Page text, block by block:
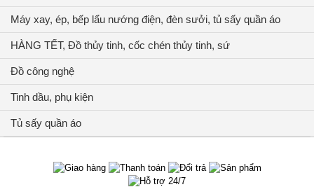
Máy xay, ép, bếp lẩu nướng điện, đèn sưởi, tủ sấy quần áo
HÀNG TẾT, Đồ thủy tinh, cốc chén thủy tinh, sứ
Đồ công nghệ
Tinh dầu, phụ kiện
Tủ sấy quần áo